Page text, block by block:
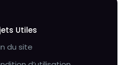
Utiles
du site